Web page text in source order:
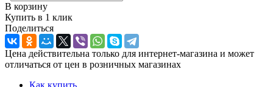
В корзину
Купить в 1 клик
Поделиться
Цена действительна только для интернет-магазина и может
отличаться от цен в розничных магазинах
Как купить